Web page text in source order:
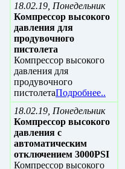
18.02.19, Понедельник
Компрессор высокого
давления для
продувочного
пистолета
Компрессор высокого
давления для
продувочного
пистолетаПодробнее..
18.02.19, Понедельник
Компрессор высокого
давления с
автоматическим
отключением 3000PSI
Компрессор высокого